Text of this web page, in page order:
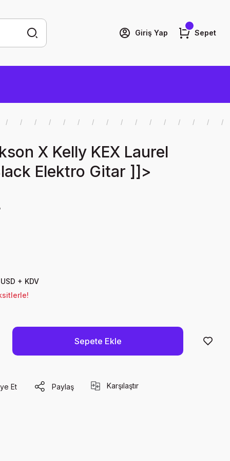
Giriş Yap Sepet
X Kelly KEX Laurel
Elektro Gitar ]]>
+ KDV
Sepete Ekle
Et Paylaş Karşılaştır